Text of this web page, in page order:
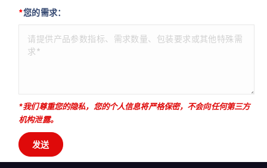
*您的需求：
*我们尊重您的隐私，您的个人信息将严格保密，不会向任何第三方
机构泄露。